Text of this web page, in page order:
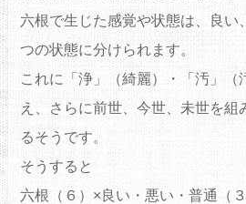
六根で生じた感覚や状態は、良い
つの状態に分けられます。
これに「浄」（綺麗）・「汚」（
え、さらに前世、今世、未世を組
るそうです。
そうすると
六根（６）×良い・悪い・普通（